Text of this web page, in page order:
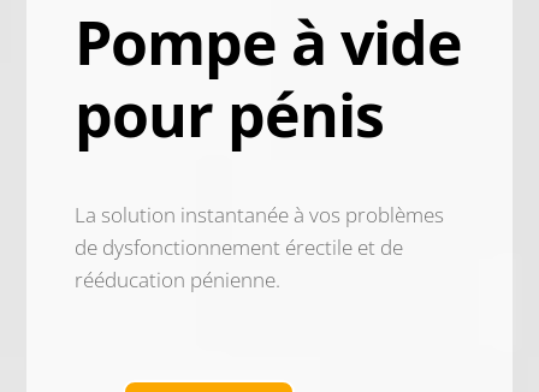
Pompe à vide
pour pénis
La solution instantanée à vos problèmes
de dysfonctionnement érectile et de
rééducation pénienne.